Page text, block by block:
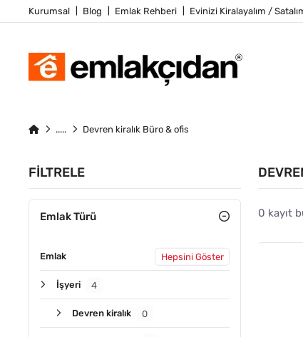
Kurumsal Blog Emlak Rehberi Evinizi Kiralayalım /
Devren kiralık Büro & ofis
FILTRELE
Emlak Türü
Emlak Hepsini Göster
İşyeri 4
Devren kiralık 0
0 kayıt